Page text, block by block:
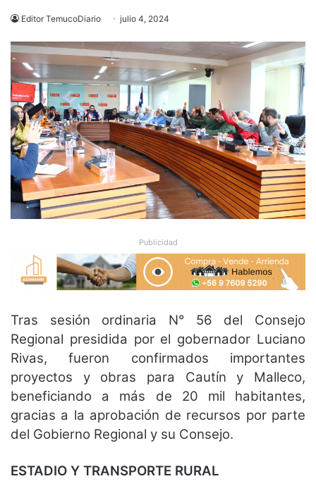
Editor TemucoDiario julio 4, 2024
Publicidad
Tras sesión ordinaria N° 56 del Consejo
Regional presidida por el gobernador Luciano
Rivas, fueron confirmados importantes
proyectos y obras para Cautín y Malleco,
beneficiando a más de 20 mil habitantes,
gracias a la aprobación de recursos por parte
del Gobierno Regional y su Consejo.
ESTADIO Y TRANSPORTE RURAL